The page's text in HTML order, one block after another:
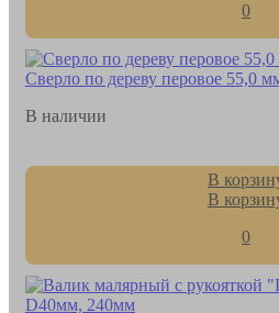
0
Сверло по дереву перовое 55,0
В наличии
В
В
0